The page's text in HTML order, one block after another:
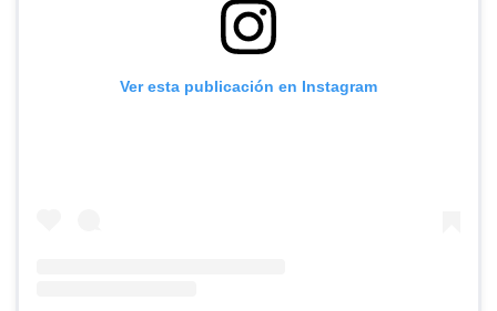
Ver esta publicación en Instagram